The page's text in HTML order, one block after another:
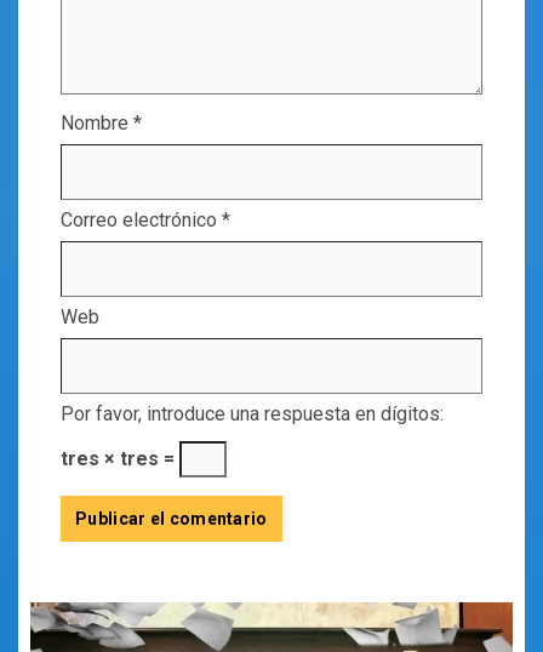
Nombre *
Correo electrónico *
Web
Por favor, introduce una respuesta en dígitos:
tres × tres =